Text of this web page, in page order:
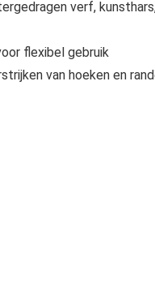
verf,
flexibel gebruik
van hoeken en